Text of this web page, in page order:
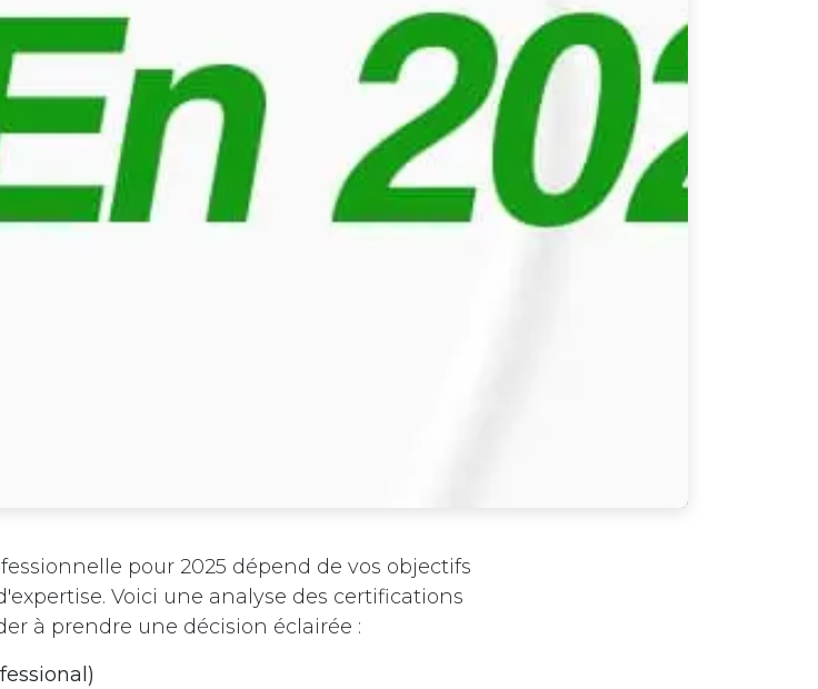
pour 2025 dépend de vos objectifs
Voici une analyse des certifications
à prendre une décision éclairée :